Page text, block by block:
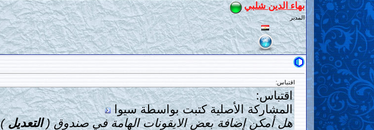
بهاء الدين شلبي
المدير
اقتباس:
اقتباس:
المشاركة الأصلية كتبت بواسطة سيوا
هل أمكن إضافة بعض الايقونات الهامة في صندوق (التعديل)